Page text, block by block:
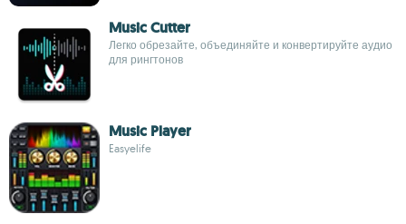
Music Cutter
Легко обрезайте, объединяйте и конвертируйте аудио
для рингтонов
Music Player
Easyelife